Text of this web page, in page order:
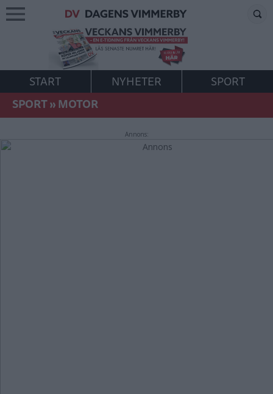
START NYHETER
SPORT
SPORT»MOTOR
Annons: